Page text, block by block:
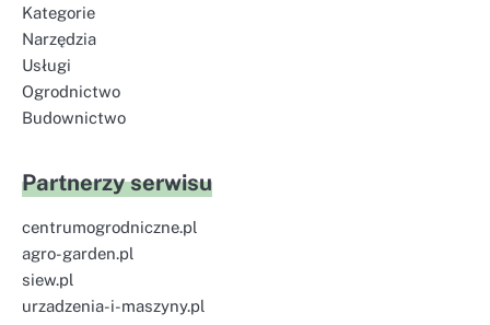
Kategorie
Narzędzia
Usługi
Ogrodnictwo
Budownictwo
Partnerzy serwisu
centrumogrodniczne.pl
agro-garden.pl
siew.pl
urzadzenia-i-maszyny.pl